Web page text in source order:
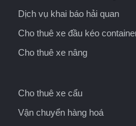
Dịch vụ khai báo hải quan
Cho thuê xe đầu kéo
Cho thuê xe nâng
Cho thuê xe cẩu
Vận chuyển hàng hoá